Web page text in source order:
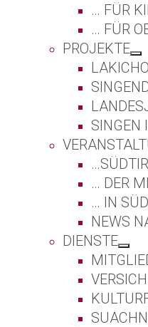
… FÜR
… FÜR
PROJEKTE
SINGEN
… DER
… IN
NEWS
DIENSTE